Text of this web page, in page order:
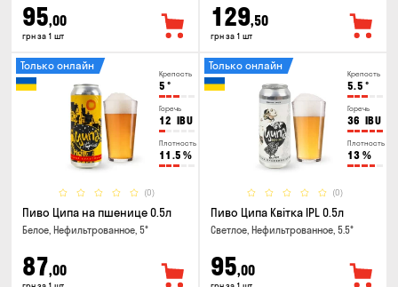
95,00
грн за 1 шт
129,50
грн за 1 шт
Крепость
5 °
Горечь
12 IBU
Плотность
11.5 %
(0)
Только онлайн
Пиво Ципа на пшенице 0.5л
Белое, Нефильтрованное, 5°
87,00
Крепость
5.5 °
Горечь
36 IBU
Плотность
13 %
(0)
Только онлайн
Пиво Ципа Квітка IPL 0.5л
Светлое, Нефильтрованное, 5.5°
95,00